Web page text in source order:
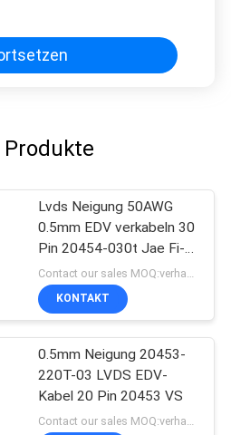
Produkte
Lvds Neigung 50AWG
0.5mm EDV verkabeln 30
Pin 20454-030t Jae Fi-
D44c2-E
KONTAKT
0.5mm Neigung 20453-
220T-03 LVDS EDV-
Kabel 20 Pin 20453 VS